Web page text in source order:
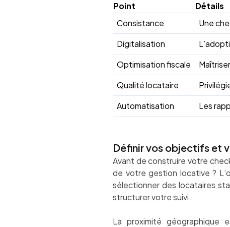
Point
Détails
Consistance
Une
Digitalisation
Optimisation fiscale
Qualité locataire
Automatisation
Les
Définir vos objectifs et
Avant de construire votre
de votre gestion locative ?
sélectionner des locataires
structurer votre suivi.
La proximité géographique